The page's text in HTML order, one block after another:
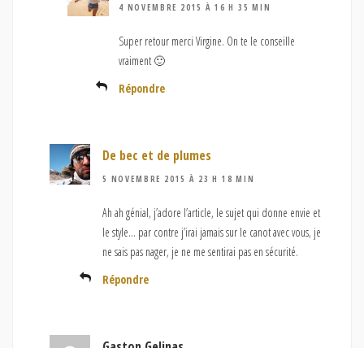
4 NOVEMBRE 2015 À 16 H 35 MIN
Super retour merci Virgine. On te le conseille
vraiment 🙂
Répondre
De bec et de plumes
5 NOVEMBRE 2015 À 23 H 18 MIN
Ah ah génial, j’adore l’article, le sujet qui donne envie et
le style… par contre j’irai jamais sur le canot avec vous, je
ne sais pas nager, je ne me sentirai pas en sécurité.
Répondre